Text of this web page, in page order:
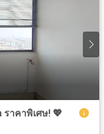
าคาพิเศษ! 💖